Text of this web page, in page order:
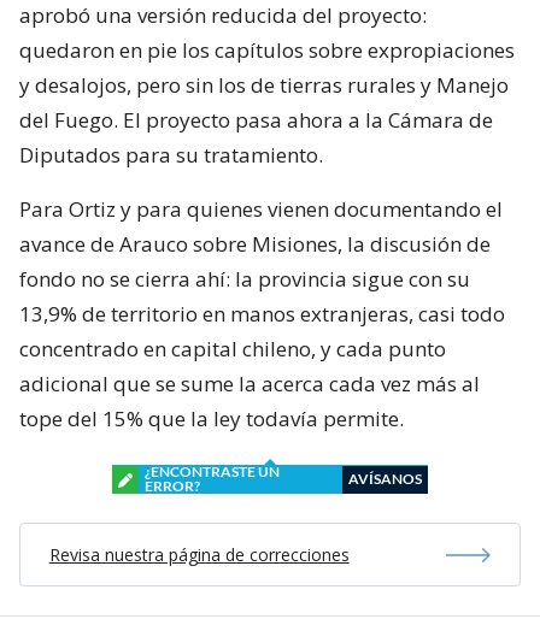
aprobó una versión reducida del proyecto:
quedaron en pie los capítulos sobre expropiaciones
y desalojos, pero sin los de tierras rurales y Manejo
del Fuego. El proyecto pasa ahora a la Cámara de
Diputados para su tratamiento.
Para Ortiz y para quienes vienen documentando el
avance de Arauco sobre Misiones, la discusión de
fondo no se cierra ahí: la provincia sigue con su
13,9% de territorio en manos extranjeras, casi todo
concentrado en capital chileno, y cada punto
adicional que se sume la acerca cada vez más al
tope del 15% que la ley todavía permite.
¿ENCONTRASTE UN
ERROR?
AVÍSANOS
Revisa nuestra página de correcciones